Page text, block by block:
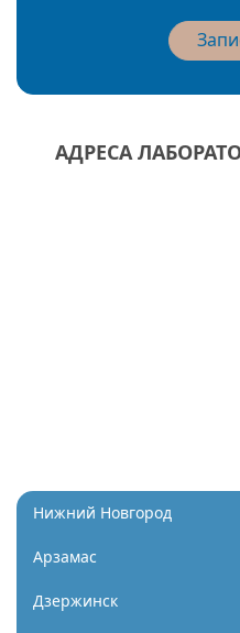
АДРЕСА
Нижний Новгород
Арзамас
Дзержинск